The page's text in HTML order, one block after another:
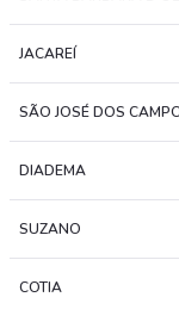
JACAREÍ
SÃO JOSÉ DOS
DIADEMA
SUZANO
COTIA